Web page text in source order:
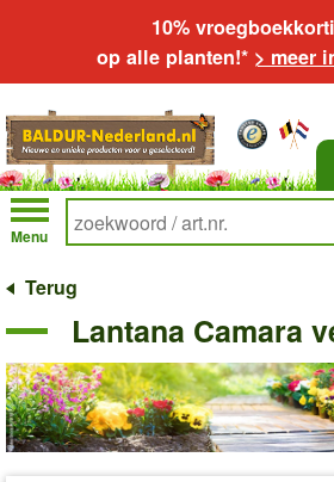
10%
op alle planten!* > meer
Menu
Terug
Lantana Camara